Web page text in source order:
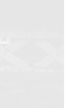
الملعب
خروج